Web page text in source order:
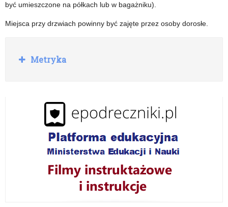
być umieszczone na półkach lub w bagażniku).
Miejsca przy drzwiach powinny być zajęte przez osoby dorosłe.
R
o
Metryka